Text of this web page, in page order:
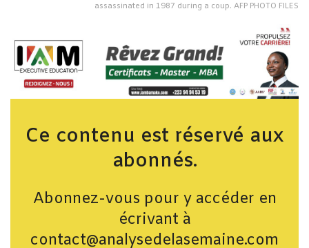
assassinated in 1987 during a coup. AFP PHOTO FILES
Ce contenu est réservé aux
abonnés.
Abonnez-vous pour y accéder en
écrivant à
contact@analysedelasemaine.com